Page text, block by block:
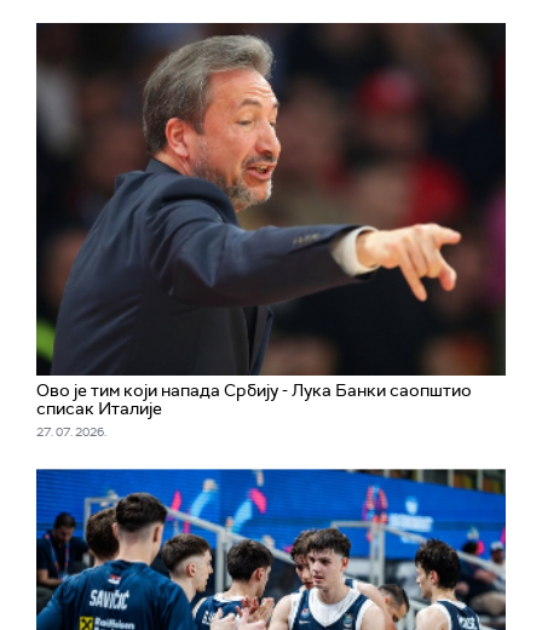
Ово је тим који напада Србију - Лука Банки саопштио
списак Италије
27. 07. 2026.